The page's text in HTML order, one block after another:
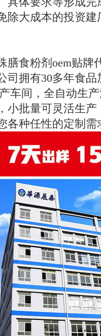
除大成本的投资
膳食粉剂oem贴牌
司拥有30多年食品
车间，全自动生
小批量可灵活生
各种任性的定制需